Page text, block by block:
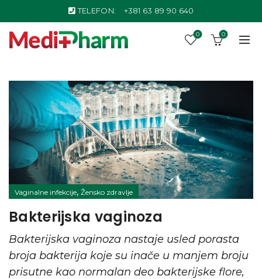
TELEFON: +381 63 89 90 640
0 0
Vaginalne infekcije, Žensko zdravlje
Bakterijska vaginoza
Bakterijska vaginoza nastaje usled porasta
broja bakterija koje su inače u manjem broju
prisutne kao normalan deo bakterijske flore,